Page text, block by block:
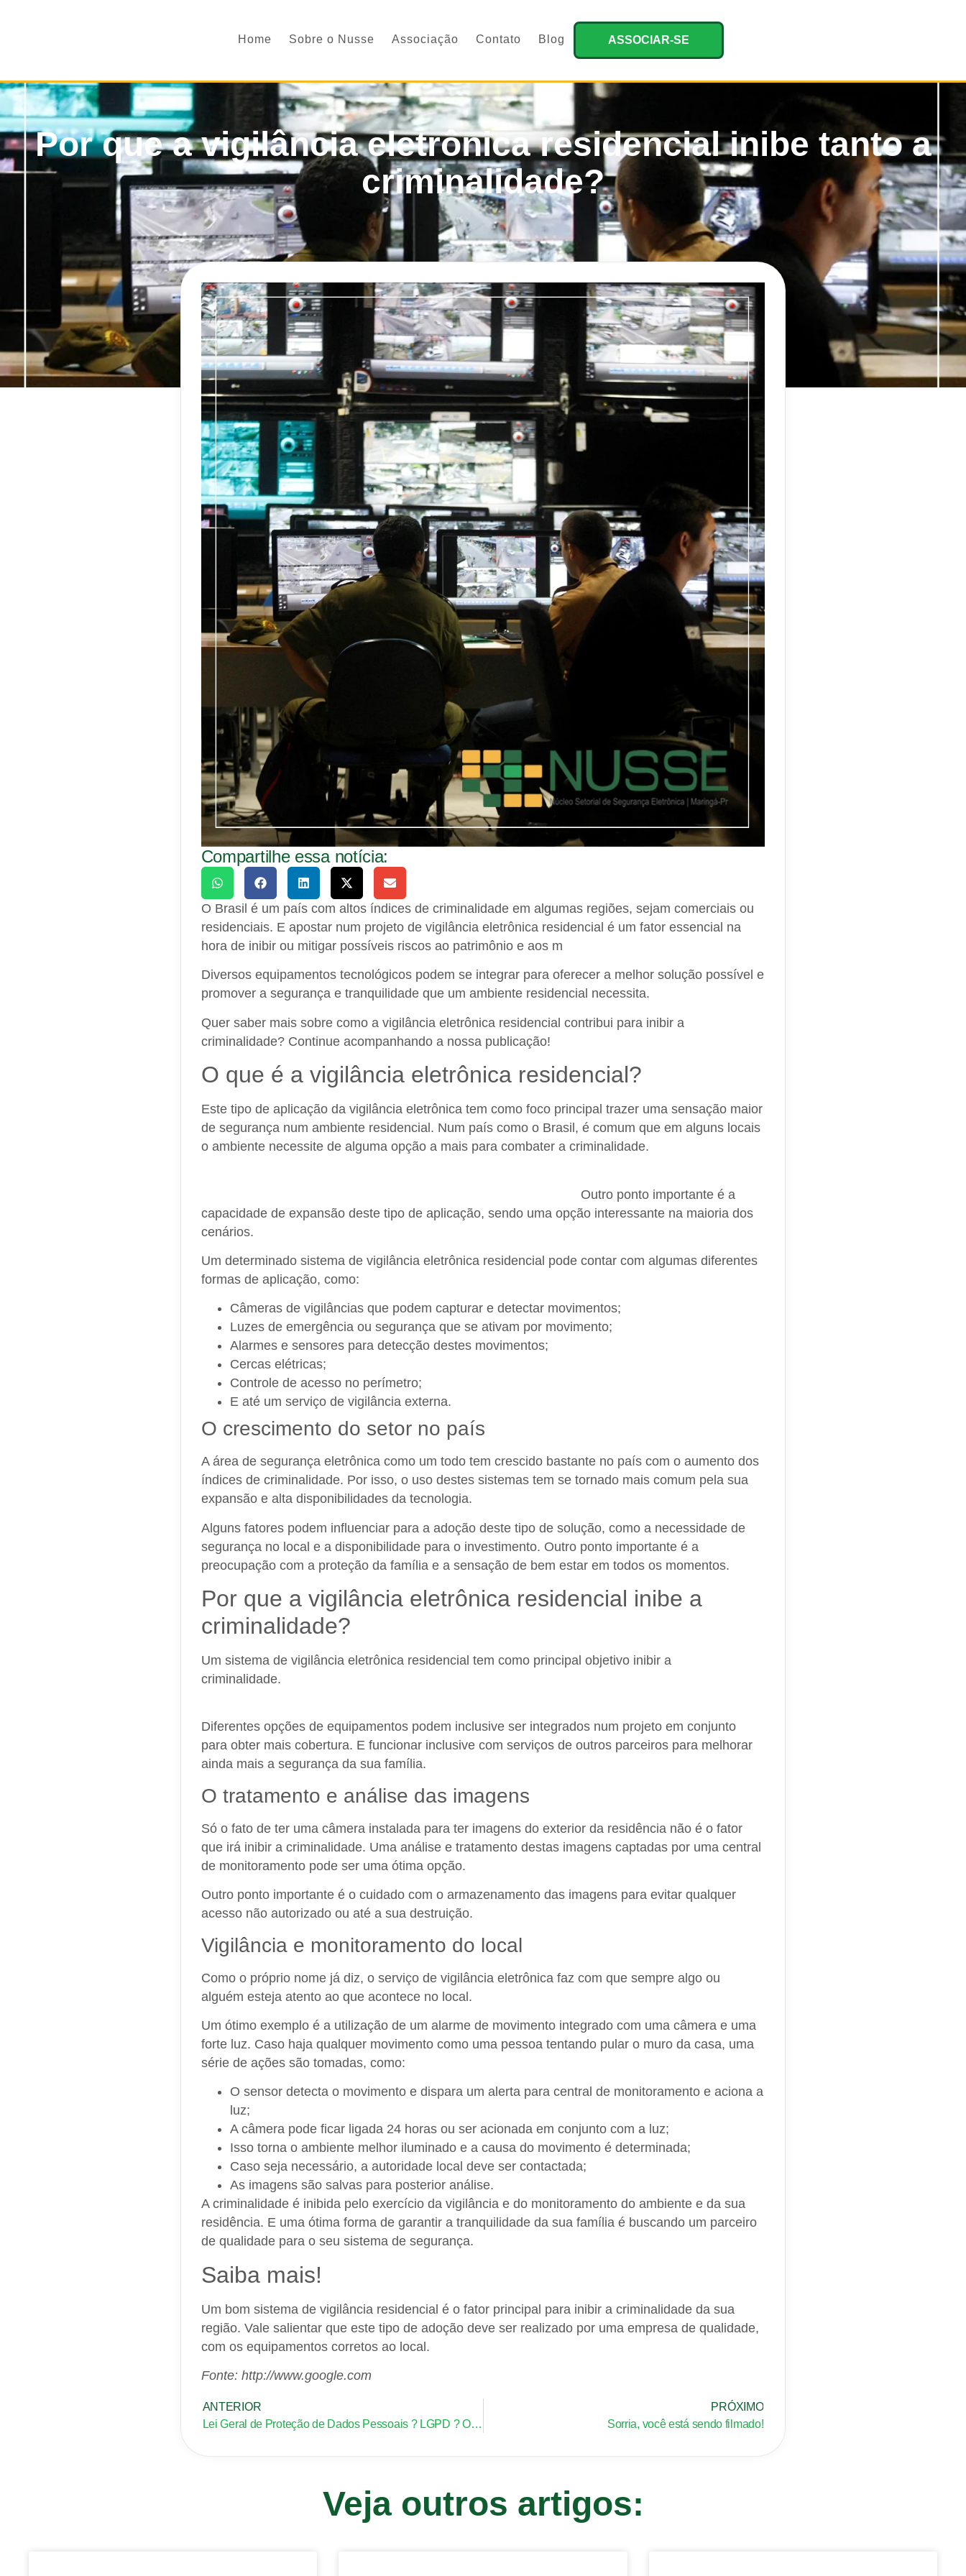
Home Sobre o Nusse Associação Contato Blog ASSOCIAR-SE
Por que a vigilância eletrônica residencial inibe tanto a
criminalidade?
Compartilhe essa notícia:
O Brasil é um país com altos índices de criminalidade em algumas regiões, sejam comerciais ou
residenciais. E apostar num projeto de vigilância eletrônica residencial é um fator essencial na
hora de inibir ou mitigar possíveis riscos ao patrimônio e aos m
Diversos equipamentos tecnológicos podem se integrar para oferecer a melhor solução possível e
promover a segurança e tranquilidade que um ambiente residencial necessita.
Quer saber mais sobre como a vigilância eletrônica residencial contribui para inibir a
criminalidade? Continue acompanhando a nossa publicação!
O que é a vigilância eletrônica residencial?
Este tipo de aplicação da vigilância eletrônica tem como foco principal trazer uma sensação maior
de segurança num ambiente residencial. Num país como o Brasil, é comum que em alguns locais
o ambiente necessite de alguma opção a mais para combater a criminalidade.
Outro ponto importante é a
capacidade de expansão deste tipo de aplicação, sendo uma opção interessante na maioria dos
cenários.
Um determinado sistema de vigilância eletrônica residencial pode contar com algumas diferentes
formas de aplicação, como:
Câmeras de vigilâncias que podem capturar e detectar movimentos;
Luzes de emergência ou segurança que se ativam por movimento;
Alarmes e sensores para detecção destes movimentos;
Cercas elétricas;
Controle de acesso no perímetro;
E até um serviço de vigilância externa.
O crescimento do setor no país
A área de segurança eletrônica como um todo tem crescido bastante no país com o aumento dos
índices de criminalidade. Por isso, o uso destes sistemas tem se tornado mais comum pela sua
expansão e alta disponibilidades da tecnologia.
Alguns fatores podem influenciar para a adoção deste tipo de solução, como a necessidade de
segurança no local e a disponibilidade para o investimento. Outro ponto importante é a
preocupação com a proteção da família e a sensação de bem estar em todos os momentos.
Por que a vigilância eletrônica residencial inibe a
criminalidade?
Um sistema de vigilância eletrônica residencial tem como principal objetivo inibir a
criminalidade.
Diferentes opções de equipamentos podem inclusive ser integrados num projeto em conjunto
para obter mais cobertura. E funcionar inclusive com serviços de outros parceiros para melhorar
ainda mais a segurança da sua família.
O tratamento e análise das imagens
Só o fato de ter uma câmera instalada para ter imagens do exterior da residência não é o fator
que irá inibir a criminalidade. Uma análise e tratamento destas imagens captadas por uma central
de monitoramento pode ser uma ótima opção.
Outro ponto importante é o cuidado com o armazenamento das imagens para evitar qualquer
acesso não autorizado ou até a sua destruição.
Vigilância e monitoramento do local
Como o próprio nome já diz, o serviço de vigilância eletrônica faz com que sempre algo ou
alguém esteja atento ao que acontece no local.
Um ótimo exemplo é a utilização de um alarme de movimento integrado com uma câmera e uma
forte luz. Caso haja qualquer movimento como uma pessoa tentando pular o muro da casa, uma
série de ações são tomadas, como:
O sensor detecta o movimento e dispara um alerta para central de monitoramento e aciona a
luz;
A câmera pode ficar ligada 24 horas ou ser acionada em conjunto com a luz;
Isso torna o ambiente melhor iluminado e a causa do movimento é determinada;
Caso seja necessário, a autoridade local deve ser contactada;
As imagens são salvas para posterior análise.
A criminalidade é inibida pelo exercício da vigilância e do monitoramento do ambiente e da sua
residência. E uma ótima forma de garantir a tranquilidade da sua família é buscando um parceiro
de qualidade para o seu sistema de segurança.
Saiba mais!
Um bom sistema de vigilância residencial é o fator principal para inibir a criminalidade da sua
região. Vale salientar que este tipo de adoção deve ser realizado por uma empresa de qualidade,
com os equipamentos corretos ao local.
Fonte: http://www.google.com
ANTERIOR
Lei Geral de Proteção de Dados Pessoais ? LGPD ? O Que Você precisa Saber!
PRÓXIMO
Sorria, você está sendo filmado!
Veja outros artigos: